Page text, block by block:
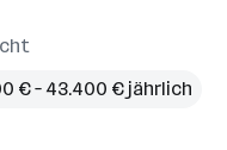
€ – 43.400 € jährlich